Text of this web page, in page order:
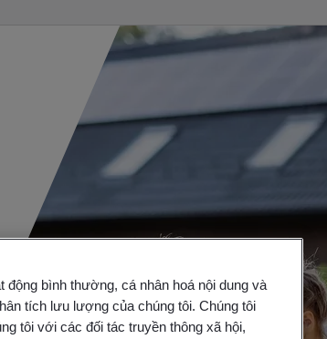
bình thường, cá nhân hoá nội dung và
tích lưu lượng của chúng tôi. Chúng tôi
tôi với các đối tác truyền thông xã hội,